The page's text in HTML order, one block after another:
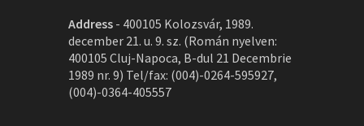
Address - 400105 Kolozsvár, 1989.
december 21. u. 9. sz. (Román nyelven:
400105 Cluj-Napoca, B-dul 21 Decembrie
1989 nr. 9) Tel/fax: (004)-0264-595927,
(004)-0364-405557